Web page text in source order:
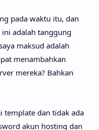
pada waktu itu, dan
adalah tanggung
maksud adalah
menambahkan
mereka? Bahkan
template dan tidak ada
akun hosting dan